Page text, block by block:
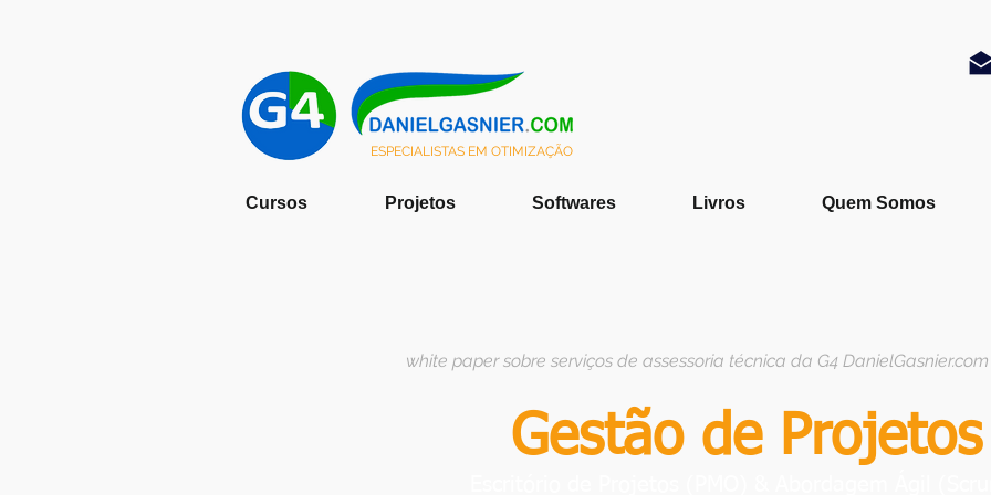
ESPECIALISTAS EM OTIMIZAÇÃO
Cursos Projetos Softwares Livros Quem Somos
white paper sobre serviços de assessoria técnica da G4
Gestão de Projetos